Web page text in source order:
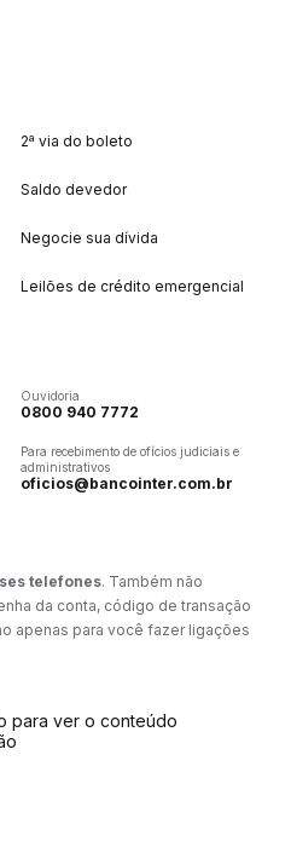
2ª via do boleto
Saldo devedor
Negocie sua dívida
Leilões de crédito emergencial
Ouvidoria
0800 940 7772
Para recebimento de ofícios judiciais e
administrativos
oficios@bancointer.com.br
telefones. Também não
da conta, código de transação
apenas para você fazer ligações
para ver o conteúdo